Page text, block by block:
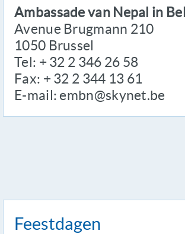
Ambassade van Nepal in
Avenue Brugmann 210
1050 Brussel
Tel: + 32 2 346 26 58
Fax: + 32 2 344 13 61
E-mail: embn@skynet.be
Feestdagen